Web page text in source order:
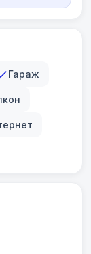
Гараж